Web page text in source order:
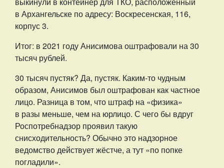
в Архангельске по адресу: Воскресенская, 116,
корпус 3.
Итог: в 2021 году Анисимова оштрафовали на 30
тысяч рублей.
30 тысяч пустяк? Да, пустяк. Каким-то чудным
образом, Анисимов был оштрафован как частное
лицо. Разница в том, что штраф на «физика»
в разы меньше, чем на юрлицо. С чего бы вдруг
Роспотребнадзор проявил такую
снисходительность? Обычно это надзорное
ведомство действует жёстче, а тут «по попке
погладили».